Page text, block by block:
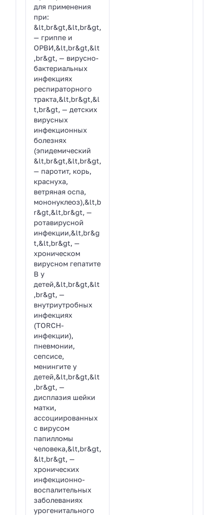
для применения
при:
&lt,br&gt,&lt,br&gt,
— гриппе и
ОРВИ,&lt,br&gt,&lt
,br&gt, — вирусно-
бактериальных
инфекциях
респираторного
тракта,&lt,br&gt,&l
t,br&gt, — детских
вирусных
инфекционных
болезнях
(эпидемический
&lt,br&gt,&lt,br&gt,
— паротит, корь,
краснуха,
ветряная оспа,
мононуклеоз),&lt,b
r&gt,&lt,br&gt, —
ротавирусной
инфекции,&lt,br&g
t,&lt,br&gt, —
хроническом
вирусном гепатите
В у
детей,&lt,br&gt,&lt
,br&gt, —
внутриутробных
инфекциях
(TORCH-
инфекции),
пневмонии,
сепсисе,
менингите у
детей,&lt,br&gt,&lt
,br&gt, —
дисплазия шейки
матки,
ассоциированных
с вирусом
папилломы
человека,&lt,br&gt,
&lt,br&gt, —
хронических
инфекционно-
воспалительных
заболеваниях
урогенитального